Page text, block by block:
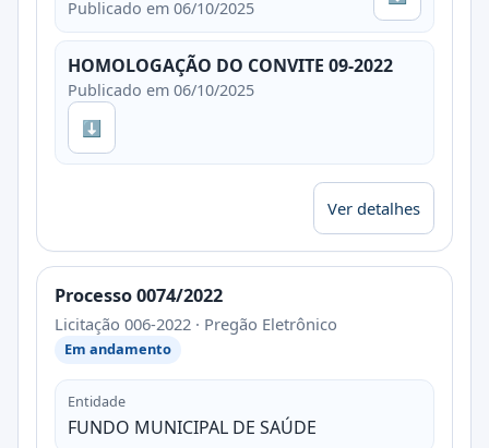
Publicado em 06/10/2025
HOMOLOGAÇÃO DO CONVITE 09-2022
Publicado em 06/10/2025
⬇
Ver detalhes
Processo 0074/2022
Licitação 006-2022 · Pregão Eletrônico
Em andamento
Entidade
FUNDO MUNICIPAL DE SAÚDE